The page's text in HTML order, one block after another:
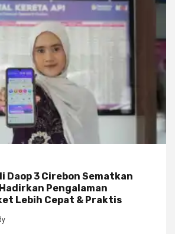
Daop 3 Cirebon Sematkan
Pengalaman
Lebih Cepat & Praktis